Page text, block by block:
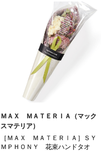
ＭＡＸ ＭＡＴＥＲＩＡ（マック
スマテリア）
［ＭＡＸ ＭＡＴＥＲＩＡ］ＳＹ
ＭＰＨＯＮＹ 花束ハンドタオ